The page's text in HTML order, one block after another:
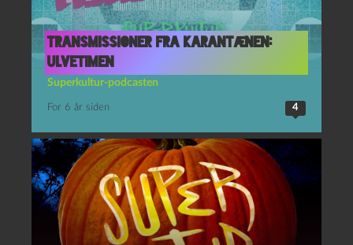
Transmissioner fra karantænen:
Ulvetimen
Superkultur-podcasten
For 6 år siden 4